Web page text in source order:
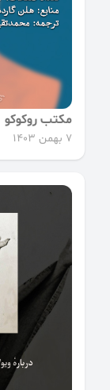
مکتب روکوکو
7 بهمن 1403